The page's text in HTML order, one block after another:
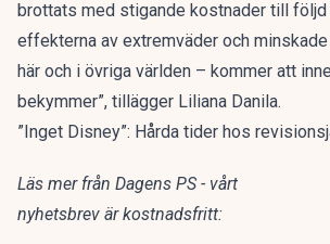
brottats med stigande kostnader till följd
effekterna av extremväder och
här och i övriga världen – kommer att
bekymmer”, tillägger Liliana Danila.
”Inget Disney”: Hårda tider hos
Läs mer från Dagens PS - vårt
nyhetsbrev är kostnadsfritt: